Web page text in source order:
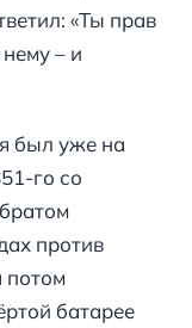
«Ты прав
– и
был уже на
го со
против
потом
батарее